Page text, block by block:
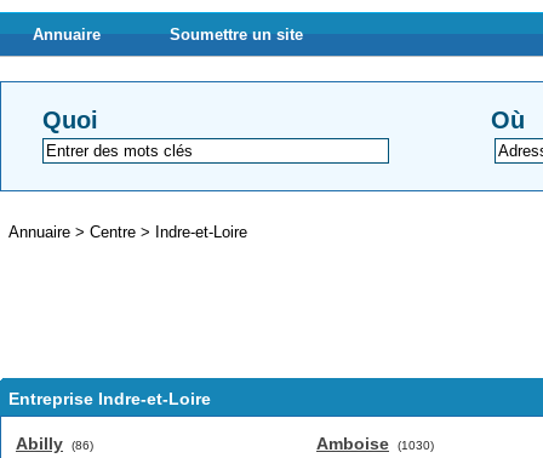
Annuaire Soumettre un site
Quoi Où
Annuaire > Centre > Indre-et-Loire
Entreprise Indre-et-Loire
Abilly (86) Amboise (1030)